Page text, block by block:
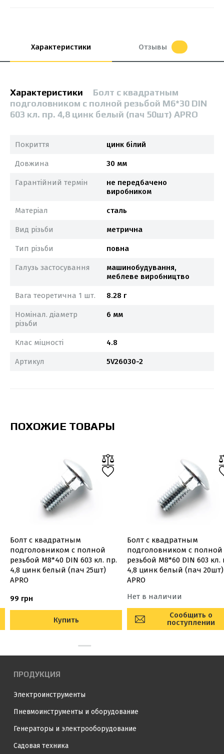
Характеристики Отзывы
Характеристики
Болт с квадратным
подголовником с полной резьбой М6*30 DIN
603 кл. пр. 4,8 цинк белый (пач 50шт) APRO
Покриття цинк білий
Довжина 30 мм
Гарантійний термін
не передбачено
виробником
Матеріал сталь
Вид різьби метрична
Тип різьби повна
Галузь застосування
машинобудування,
меблеве виробництво
Вага теоретична 1 шт. 8.28 г
Номінал. діаметр
різьби
6 мм
Клас міцності 4.8
Артикул 5V26030-2
ПОХОЖИЕ ТОВАРЫ
Болт с квадратным
подголовником с полной
резьбой М8*40 DIN 603 кл. пр.
4,8 цинк белый (пач 25шт)
APRO
99 грн
Купить
Болт с квадратным
подголовником с полной
резьбой М8*60 DIN 603 кл.
4,8 цинк белый (пач 20шт)
APRO
Нет в наличии
Сообщить о
поступлении
ПРОДУКЦИЯ
Электроинструменты
Пневмоинструменты и оборудование
Генераторы и электрооборудование
Садовая техника